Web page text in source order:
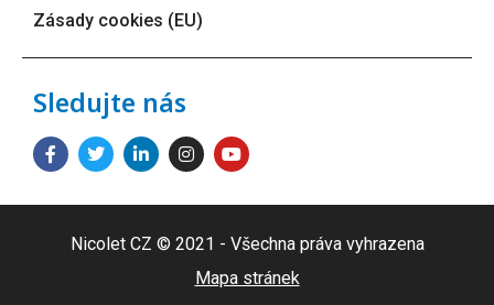
Zásady cookies (EU)
Sledujte nás
Nicolet CZ © 2021 - Všechna práva vyhrazena
Mapa stránek